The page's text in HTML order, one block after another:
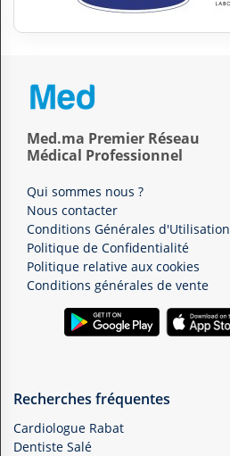
Med.ma Premier Réseau
Médical Professionnel
Qui sommes nous ?
Nous contacter
Conditions Générales d'Utilisation
Politique de Confidentialité
Politique relative aux cookies
Conditions générales de vente
Recherches fréquentes
Cardiologue Rabat
Dentiste Salé